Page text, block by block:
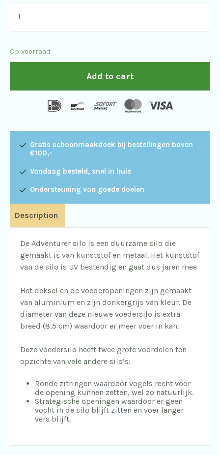
4
Op voorraad
Add to cart
Gratis schoonmaakdoek bij bestellingen boven
€100,-
Vandaag besteld, snel in huis
Ondersteuning van goede doelen
Description
De Adventurer silo is een duurzame silo die
gemaakt is van kunststof en metaal. Het kunststof
van de silo is UV bestendig en gaat dus jaren mee
Het deksel en de voederopeningen zijn gemaakt
van aluminium en zijn donkergrijs van kleur. De
diameter van deze nieuwe voedersilo is extra
breed (8,5 cm) waardoor er meer voer in kan.
Deze voedersilo heeft twee grote voordelen ten
opzichte van vele andere silo’s:
Ronde zitringen waardoor vogels recht voor
de opening kunnen zetten, wel zo natuurlijk.
Strategische openingen waardoor er geen
vocht in de silo blijft zitten en voer langer
vers blijft.